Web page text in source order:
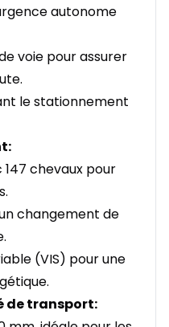
autonome
voie pour assurer
le stationnement
chevaux pour
changement de
(VIS) pour une
de transport: